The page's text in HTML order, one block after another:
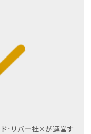
･リバー社※が運営す